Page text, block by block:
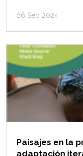
06 Sep 2024
Paisajes en la
adaptación